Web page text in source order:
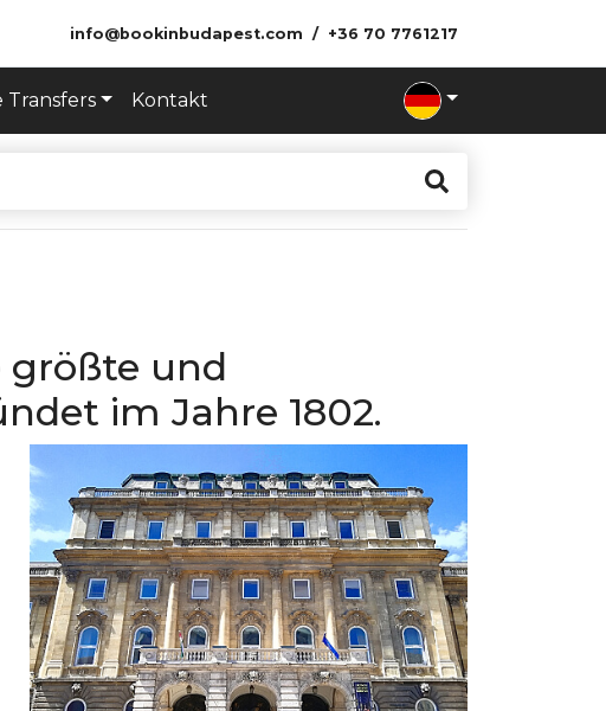
info@bookinbudapest.com +36 70 7761217
Kontakt
größte und
im Jahre 1802.